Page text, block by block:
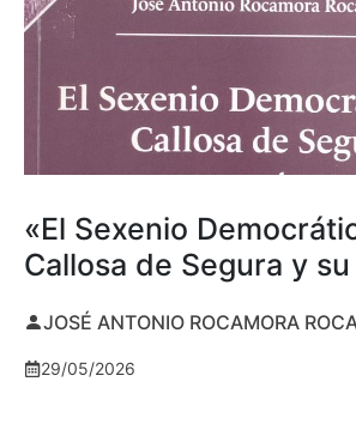
«El Sexenio
Callosa de Segura y
JOSÉ ANTONIO ROCAMORA
29/05/2026